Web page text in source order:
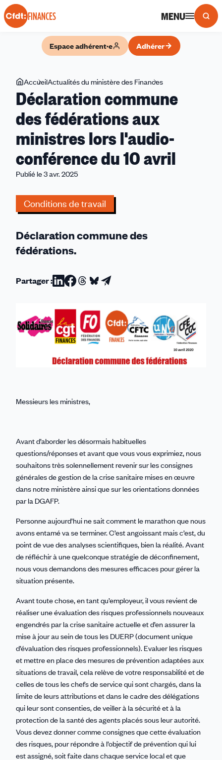
Panneau de gestion des cookies
FINANCES MENU
Espace adhérent·e Adhérer
Vous
êtes
ici
AccueilActualités du ministère des Finances
commune
aux
ministres
lors
Déclaration commune
des fédérations aux
ministres lors l'audio-
conférence du 10 avril
Publié le 3 avr. 2025
Conditions de travail
Déclaration commune des
fédérations.
Partager :Partager
Linkedin
Partager
Facebook
Partager
Threads
Partager
Bluesky
Partager
email
Messieurs les ministres,
Avant d’aborder les désormais habituelles
questions/réponses et avant que vous vous exprimiez, nous
souhaitons très solennellement revenir sur les consignes
générales de gestion de la crise sanitaire mises en œuvre
dans notre ministère ainsi que sur les orientations données
par la DGAFP.
Personne aujourd’hui ne sait comment le marathon que nous
avons entamé va se terminer. C’est angoissant mais c’est, du
point de vue des analyses scientifiques, bien la réalité. Avant
de réfléchir à une quelconque stratégie de déconfinement,
nous vous demandons des mesures efficaces pour gérer la
situation présente.
Avant toute chose, en tant qu’employeur, il vous revient de
réaliser une évaluation des risques professionnels nouveaux
engendrés par la crise sanitaire actuelle et d’en assurer la
mise à jour au sein de tous les DUERP (document unique
d’évaluation des risques professionnels). Evaluer les risques
et mettre en place des mesures de prévention adaptées aux
situations de travail, cela relève de votre responsabilité et de
celles de tous les chefs de service qui sont chargés, dans la
limite de leurs attributions et dans le cadre des délégations
qui leur sont consenties, de veiller à la sécurité et à la
protection de la santé des agents placés sous leur autorité.
Vous devez donner comme consignes que cette évaluation
des risques, pour répondre à l’objectif de prévention qui lui
est assigné, soit faite dans chaque service local et que